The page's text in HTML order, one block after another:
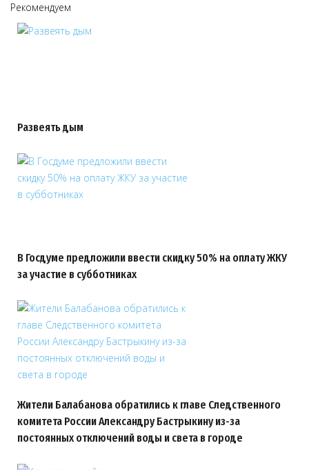
Рекомендуем
Развеять дым
В Госдуме предложили ввести скидку 50% на оплату ЖКУ
за участие в субботниках
Жители Балабанова обратились к главе Следственного
комитета России Александру Бастрыкину из-за
постоянных отключений воды и света в городе